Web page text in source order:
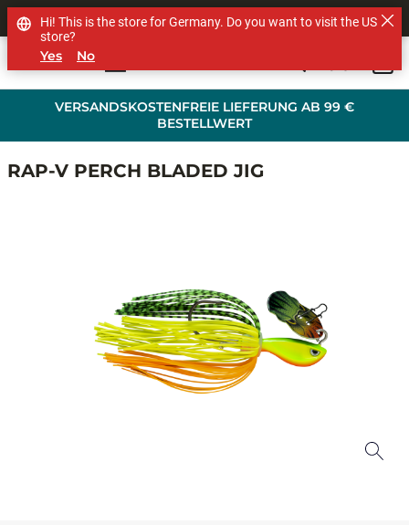
VERSANDSKOSTENFREIE LIEFERUNG AB 99 €
BESTELLWERT
SHOP OTHER BRANDS
RAP-V PERCH BLADED JIG
Hi! This is the store for Germany. Do you want to visit the US
store?
Yes No